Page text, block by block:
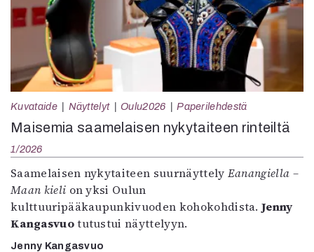
Kuvataide Näyttelyt Oulu2026 Paperilehdestä
Maisemia saamelaisen nykytaiteen rinteiltä
1/2026
Saamelaisen nykytaiteen suurnäyttely Eanangiella –
Maan kieli on yksi Oulun
kulttuuripääkaupunkivuoden kohokohdista.Jenny
Kangasvuotutustui näyttelyyn.
Jenny Kangasvuo